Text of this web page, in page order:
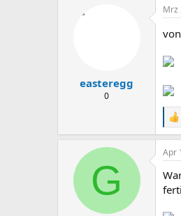
easteregg
0
Mrz
R
e
a
c
i
o
s
G
Apr